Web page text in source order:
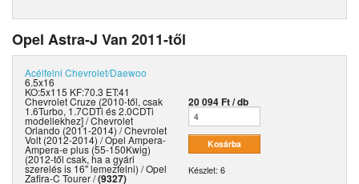
Opel Astra-J Van 2011-től
Acélfelni Chevrolet/Daewoo
6.5x16
KO:5x115 KF:70.3 ET:41
Chevrolet Cruze (2010-től, csak
1.6Turbo, 1.7CDTi és 2.0CDTi
modellekhez] / Chevrolet
Orlando (2011-2014) / Chevrolet
Volt (2012-2014) / Opel Ampera-
Ampera-e plus (55-150Kwig)
(2012-től csak, ha a gyári
szerelés is 16" lemezfelni) / Opel
Zafira-C Tourer /(9327)
20 094 Ft / db
Készlet: 6